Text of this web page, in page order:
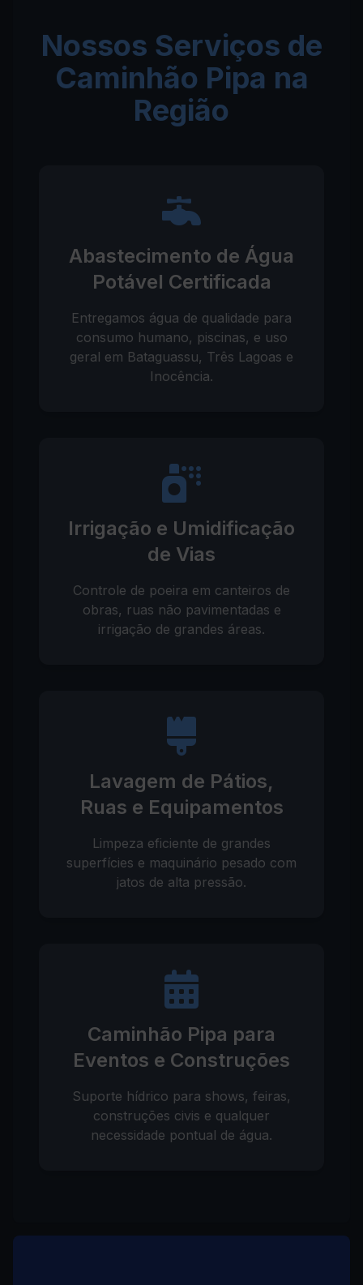
Nossos Serviços de
Caminhão Pipa na
Região
Abastecimento de Água
Potável Certificada
Entregamos água de qualidade para
consumo humano, piscinas, e uso
geral em Bataguassu, Três Lagoas e
Inocência.
Irrigação e Umidificação
de Vias
Controle de poeira em canteiros de
obras, ruas não pavimentadas e
irrigação de grandes áreas.
Lavagem de Pátios,
Ruas e Equipamentos
Limpeza eficiente de grandes
superfícies e maquinário pesado com
jatos de alta pressão.
Caminhão Pipa para
Eventos e Construções
Suporte hídrico para shows, feiras,
construções civis e qualquer
necessidade pontual de água.